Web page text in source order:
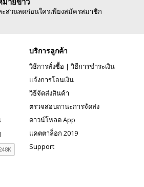
ส่วนลดก่อนใครเพียงสมัครสมาชิก
บริการลูกค้า
วิธีการสั่งซื้อ | วิธีการชำระเงิน
แจ้งการโอนเงิน
วิธีจัดส่งสินค้า
ตรวจสอบถานะการจัดส่ง
ดาวน์โหลด App
แคตตาล็อก 2019
Support